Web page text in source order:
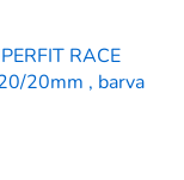
RACE
20mm , barva